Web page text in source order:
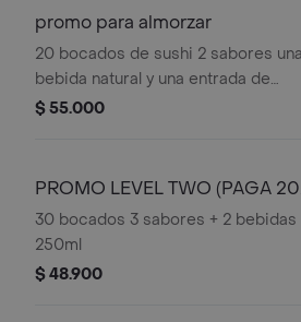
promo para almorzar
20 bocados de sushi 2 sabores una
bebida natural y una entrada de
palmitos de cangrejo
$ 55.000
PROMO LEVEL TWO (PAGA 20
LLEVA 30)
30 bocados 3 sabores + 2 bebidas
250ml
$ 48.900